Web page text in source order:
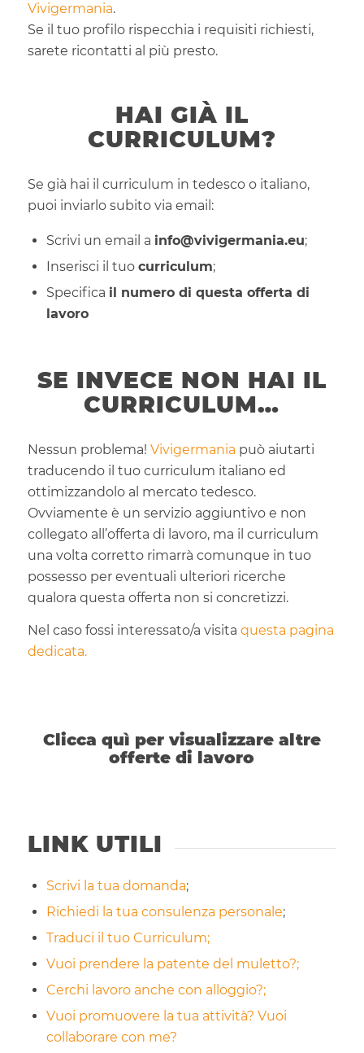
Vivigermania.
Se il tuo profilo rispecchia i requisiti richiesti,
sarete ricontatti al più presto.
HAI GIÀ IL
CURRICULUM?
Se già hai il curriculum in tedesco o italiano,
puoi inviarlo subito via email:
Scrivi un email a info@vivigermania.eu;
Inserisci il tuo curriculum;
Specifica il numero di questa offerta di
lavoro
SE INVECE NON HAI IL
CURRICULUM…
Nessun problema! Vivigermania può aiutarti
traducendo il tuo curriculum italiano ed
ottimizzandolo al mercato tedesco.
Ovviamente è un servizio aggiuntivo e non
collegato all’offerta di lavoro, ma il curriculum
una volta corretto rimarrà comunque in tuo
possesso per eventuali ulteriori ricerche
qualora questa offerta non si concretizzi.
Nel caso fossi interessato/a visita questa pagina
dedicata.
Clicca quì per visualizzare altre
offerte di lavoro
LINK UTILI
Scrivi la tua domanda;
Richiedi la tua consulenza personale;
Traduci il tuo Curriculum;
Vuoi prendere la patente del muletto?;
Cerchi lavoro anche con alloggio?;
Vuoi promuovere la tua attività? Vuoi
collaborare con me?